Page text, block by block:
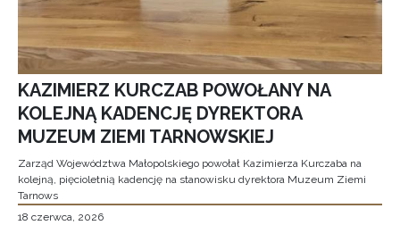
KAZIMIERZ KURCZAB POWOŁANY NA
KOLEJNĄ KADENCJĘ DYREKTORA
MUZEUM ZIEMI TARNOWSKIEJ
Zarząd Województwa Małopolskiego powołał Kazimierza Kurczaba na
kolejną, pięcioletnią kadencję na stanowisku dyrektora Muzeum Ziemi
Tarnows
18 czerwca, 2026